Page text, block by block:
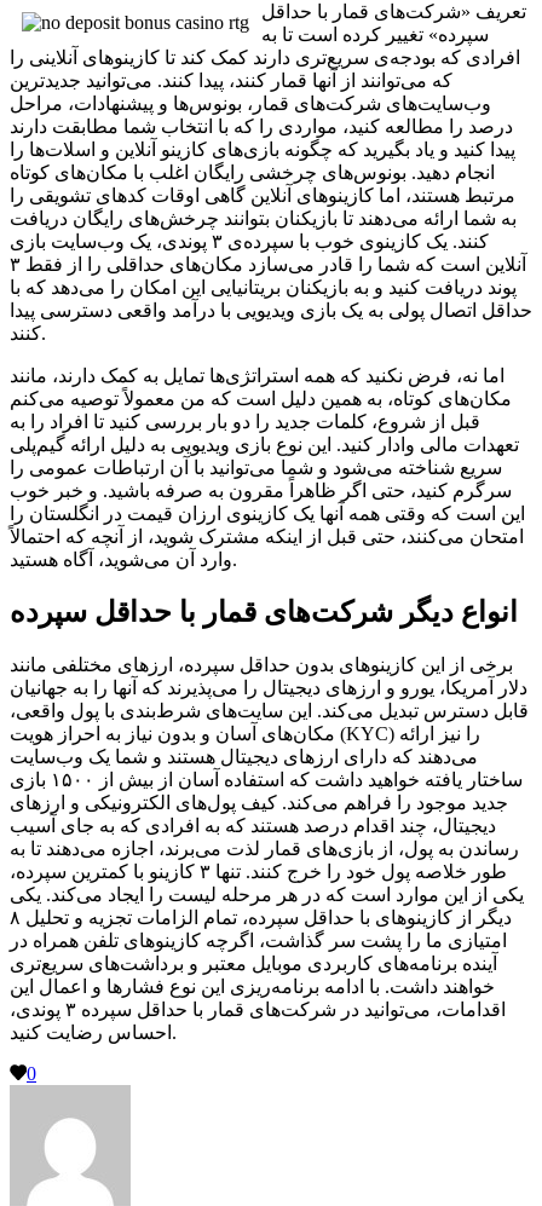
تعریف «شرکت‌های قمار با حداقل
سپرده» تغییر کرده است تا به
افرادی که بودجه‌ی سریع‌تری دارند کمک کند تا کازینوهای آنلاینی را
که می‌توانند از آنها قمار کنند، پیدا کنند. می‌توانید جدیدترین
وب‌سایت‌های شرکت‌های قمار، بونوس‌ها و پیشنهادات، مراحل
درصد را مطالعه کنید، مواردی را که با انتخاب شما مطابقت دارند
پیدا کنید و یاد بگیرید که چگونه بازی‌های کازینو آنلاین و اسلات‌ها را
انجام دهید. بونوس‌های چرخشی رایگان اغلب با مکان‌های کوتاه
مرتبط هستند، اما کازینوهای آنلاین گاهی اوقات کدهای تشویقی را
به شما ارائه می‌دهند تا بازیکنان بتوانند چرخش‌های رایگان دریافت
کنند. یک کازینوی خوب با سپرده‌ی ۳ پوندی، یک وب‌سایت بازی
آنلاین است که شما را قادر می‌سازد مکان‌های حداقلی را از فقط ۳
پوند دریافت کنید و به بازیکنان بریتانیایی این امکان را می‌دهد که با
حداقل اتصال پولی به یک بازی ویدیویی با درآمد واقعی دسترسی پیدا
کنند.
اما نه، فرض نکنید که همه استراتژی‌ها تمایل به کمک دارند، مانند
مکان‌های کوتاه، به همین دلیل است که من معمولاً توصیه می‌کنم
قبل از شروع، کلمات جدید را دو بار بررسی کنید تا افراد را به
تعهدات مالی وادار کنید. این نوع بازی ویدیویی به دلیل ارائه گیم‌پلی
سریع شناخته می‌شود و شما می‌توانید با آن ارتباطات عمومی را
سرگرم کنید، حتی اگر ظاهراً مقرون به صرفه باشید. و خبر خوب
این است که وقتی همه آنها یک کازینوی ارزان قیمت در انگلستان را
امتحان می‌کنند، حتی قبل از اینکه مشترک شوید، از آنچه که احتمالاً
وارد آن می‌شوید، آگاه هستید.
انواع دیگر شرکت‌های قمار با حداقل سپرده
برخی از این کازینوهای بدون حداقل سپرده، ارزهای مختلفی مانند
دلار آمریکا، یورو و ارزهای دیجیتال را می‌پذیرند که آنها را به جهانیان
قابل دسترس تبدیل می‌کند. این سایت‌های شرط‌بندی با پول واقعی،
مکان‌های آسان و بدون نیاز به احراز هویت (KYC) را نیز ارائه
می‌دهند که دارای ارزهای دیجیتال هستند و شما یک وب‌سایت
ساختار یافته خواهید داشت که استفاده آسان از بیش از ۱۵۰۰ بازی
جدید موجود را فراهم می‌کند. کیف پول‌های الکترونیکی و ارزهای
دیجیتال، چند اقدام درصد هستند که به افرادی که به جای آسیب
رساندن به پول، از بازی‌های قمار لذت می‌برند، اجازه می‌دهند تا به
طور خلاصه پول خود را خرج کنند. تنها ۳ کازینو با کمترین سپرده،
یکی از این موارد است که در هر مرحله لیست را ایجاد می‌کند. یکی
دیگر از کازینوهای با حداقل سپرده، تمام الزامات تجزیه و تحلیل ۸
امتیازی ما را پشت سر گذاشت، اگرچه کازینوهای تلفن همراه در
آینده برنامه‌های کاربردی موبایل معتبر و برداشت‌های سریع‌تری
خواهند داشت. با ادامه برنامه‌ریزی این نوع فشارها و اعمال این
اقدامات، می‌توانید در شرکت‌های قمار با حداقل سپرده ۳ پوندی،
احساس رضایت کنید.
0